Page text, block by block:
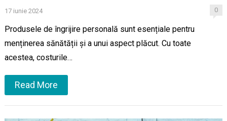
17 iunie 2024 0
Produsele de îngrijire personală sunt esențiale pentru
menținerea sănătății și a unui aspect plăcut. Cu toate
acestea, costurile…
Read More